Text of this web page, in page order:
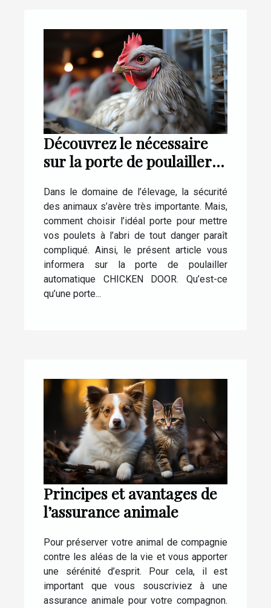
Découvrez le nécessaire
sur la porte de poulailler
DOOR
Dans le domaine de l’élevage, la sécurité
des animaux s’avère très importante. Mais,
comment choisir l’idéal porte pour mettre
vos poulets à l’abri de tout danger paraît
compliqué. Ainsi, le présent article vous
informera sur la porte de poulailler
automatique CHICKEN DOOR. Qu’est-ce
qu’une porte...
Principes et avantages de
l’assurance animale
Pour préserver votre animal de compagnie
contre les aléas de la vie et vous apporter
une sérénité d’esprit. Pour cela, il est
important que vous souscriviez à une
assurance animale pour votre compagnon.